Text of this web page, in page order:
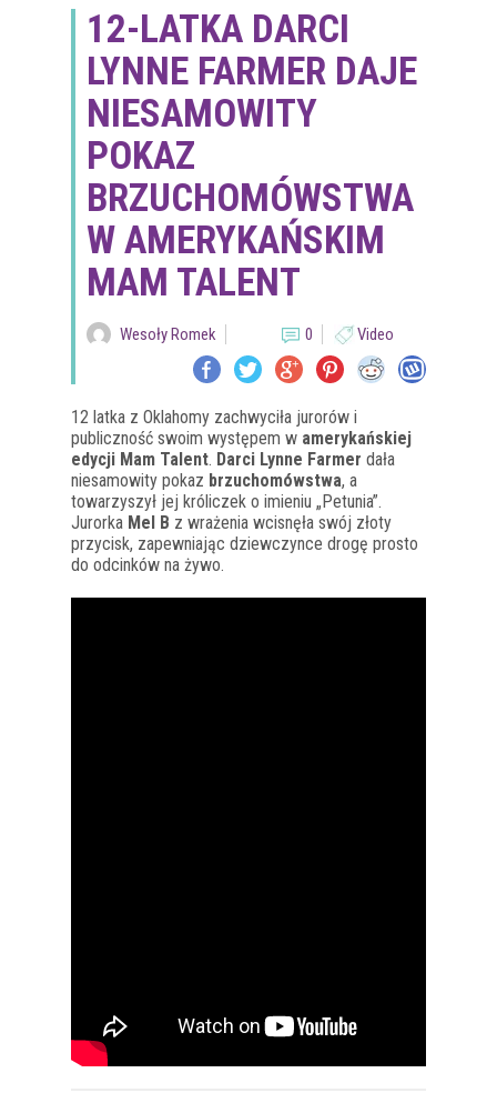
12-LATKA DARCI
LYNNE FARMER DAJE
NIESAMOWITY
POKAZ
BRZUCHOMÓWSTWA
W AMERYKAŃSKIM
MAM TALENT
Wesoły Romek 0 Video
12 latka z Oklahomy zachwyciła jurorów i
publiczność swoim występem w amerykańskiej
edycji Mam Talent. Darci Lynne Farmer dała
niesamowity pokaz brzuchomówstwa, a
towarzyszył jej króliczek o imieniu „Petunia”.
Jurorka Mel B z wrażenia wcisnęła swój złoty
przycisk, zapewniając dziewczynce drogę prosto
do odcinków na żywo.